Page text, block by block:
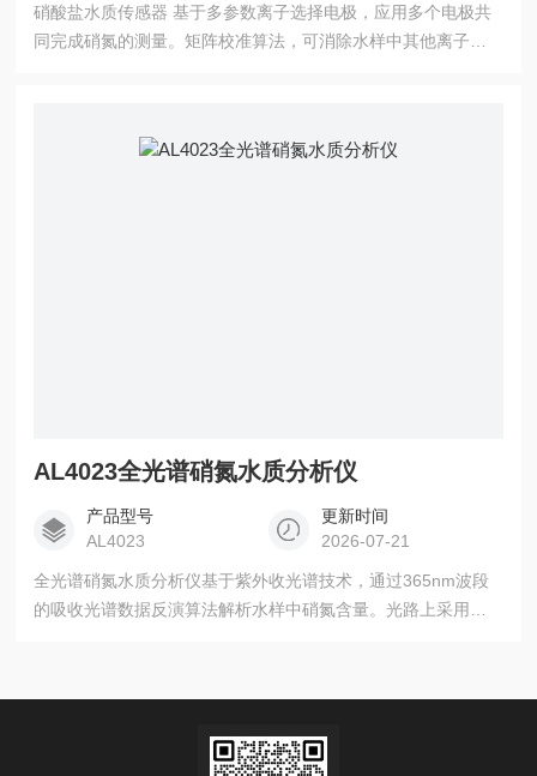
硝酸盐水质传感器 基于多参数离子选择电极，应用多个电极共
同完成硝氮的测量。矩阵校准算法，可消除水样中其他离子的
剂、无需预处理、响应速度快、功耗低。外壳采用耐腐蚀不锈
AL4023全光谱硝氮水质分析仪
产品型号
AL4023
更新时间
2026-07-21
全光谱硝氮水质分析仪基于紫外收光谱技术，通过365nm波段
的吸收光谱数据反演算法解析水样中硝氮含量。光路上采用参